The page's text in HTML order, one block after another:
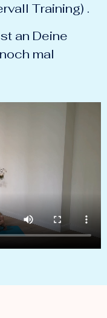
Training) .
an Deine
mal